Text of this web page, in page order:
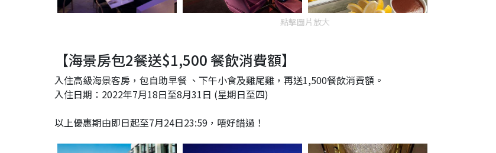
點擊圖片放大
【海景房包2餐送$1,500 餐飲消費額】
入住高級海景客房，包自助早餐 、下午小食及雞尾雞，再送1,500餐飲消費額。
入住日期：2022年7月18日至8月31日 (星期日至四)
以上優惠期由即日起至7月24日23:59，唔好錯過！